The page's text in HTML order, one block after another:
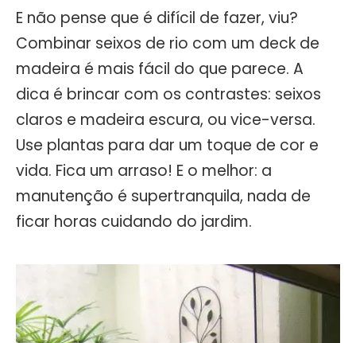
E não pense que é difícil de fazer, viu?
Combinar seixos de rio com um deck de
madeira é mais fácil do que parece. A
dica é brincar com os contrastes: seixos
claros e madeira escura, ou vice-versa.
Use plantas para dar um toque de cor e
vida. Fica um arraso! E o melhor: a
manutenção é supertranquila, nada de
ficar horas cuidando do jardim.